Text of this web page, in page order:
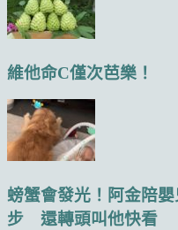
維他命C僅次芭樂！
螃蟹會發光！阿金陪
步 還轉頭叫他快看